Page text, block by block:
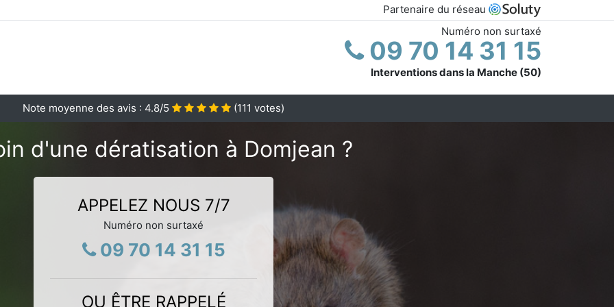
Partenaire du réseau
Numéro non surtaxé
09 70 14 31 15
Interventions dans la Manche (50)
Note moyenne des avis : 4.8/5 (111 votes)
d'une dératisation à Domjean ?
APPELEZ NOUS 7/7
Numéro non surtaxé
09 70 14 31 15
OU ÊTRE RAPPELÉ